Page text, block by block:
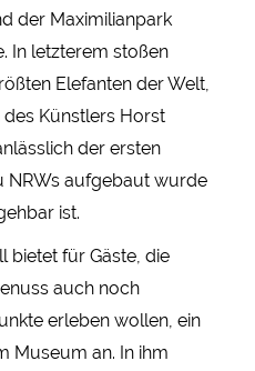
der Maximilianpark
In letzterem stoßen
Elefanten der Welt,
des Künstlers Horst
der ersten
NRWs aufgebaut wurde
ist.
bietet für Gäste, die
auch noch
erleben wollen, ein
Museum an. In ihm